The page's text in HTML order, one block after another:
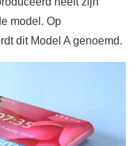
model. Op
dit Model A genoemd.